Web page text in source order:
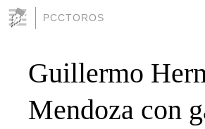
PCCTOROS
Guillermo
Mendoza con